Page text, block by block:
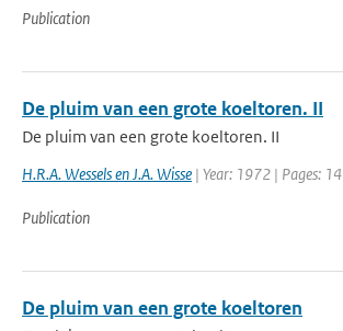
Publication
De pluim van een grote koeltoren. II
De pluim van een grote koeltoren. II
H.R.A. Wessels en J.A. Wisse | Year: 1972 | Pages: 14
Publication
De pluim van een grote koeltoren